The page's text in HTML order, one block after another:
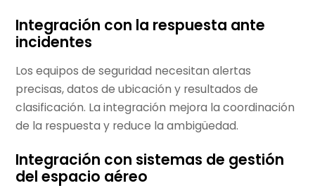
Integración con la respuesta ante
incidentes
Los equipos de seguridad necesitan alertas
precisas, datos de ubicación y resultados de
clasificación. La integración mejora la coordinación
de la respuesta y reduce la ambigüedad.
Integración con sistemas de gestión
del espacio aéreo